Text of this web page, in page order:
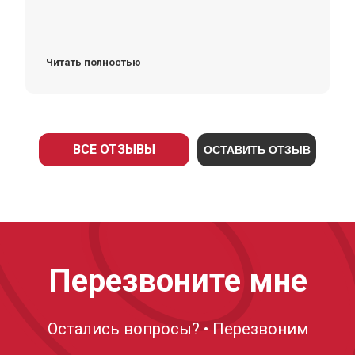
Читать полностью
ВСЕ ОТЗЫВЫ ОСТАВИТЬ ОТЗЫВ
Перезвоните мне
Остались вопросы? • Перезвоним